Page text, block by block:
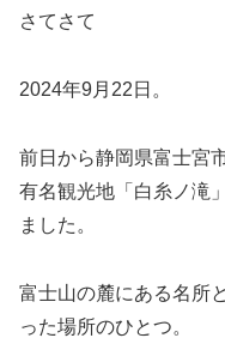
さてさて
2024年9月22日。
前日から静岡県富士宮
有名観光地「白糸ノ滝
ました。
富士山の麓にある名所
った場所のひとつ。